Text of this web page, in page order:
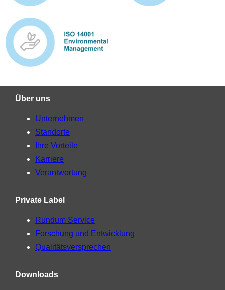
Über uns
Unternehmen
Standorte
Ihre Vorteile
Karriere
Verantwortung
Private Label
Rundum Service
Forschung und Entwicklung
Qualitätsversprechen
Downloads